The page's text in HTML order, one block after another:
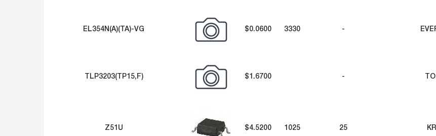
EL354N(A)(TA)-VG $0.0600 3330 -
TLP3203(TP15,F) $1.6700 -
Z51U $4.5200 1025 25